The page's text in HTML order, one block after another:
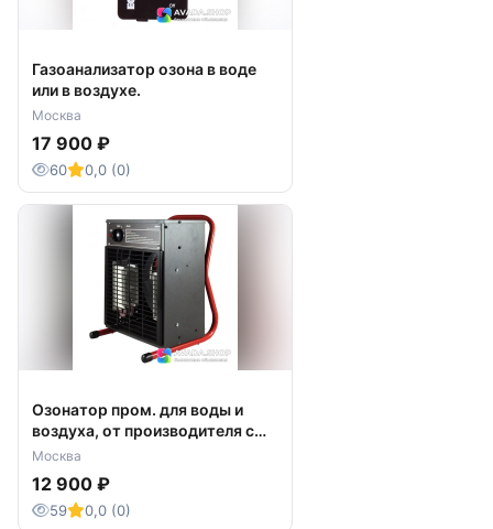
Газоанализатор озона в воде
или в воздухе.
Москва
17 900 ₽
60 0,0 (0)
Озонатор пром. для воды и
воздуха, от производителя с
доставкой.
Москва
12 900 ₽
59 0,0 (0)